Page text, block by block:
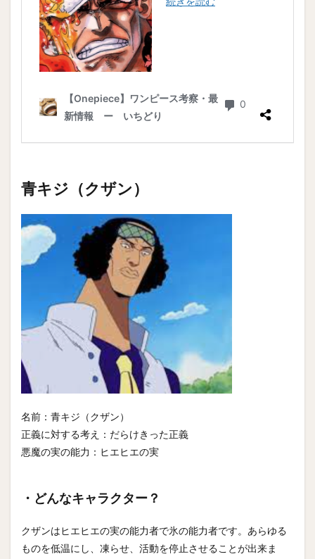
青キジ（クザン）
名前：青キジ（クザン）
正義に対する考え：だらけきった正義
悪魔の実の能力：ヒエヒエの実
・どんなキャラクター？
クザンはヒエヒエの実の能力者で氷の能力者です。あらゆる
ものを低温にし、凍らせ、活動を停止させることが出来ま